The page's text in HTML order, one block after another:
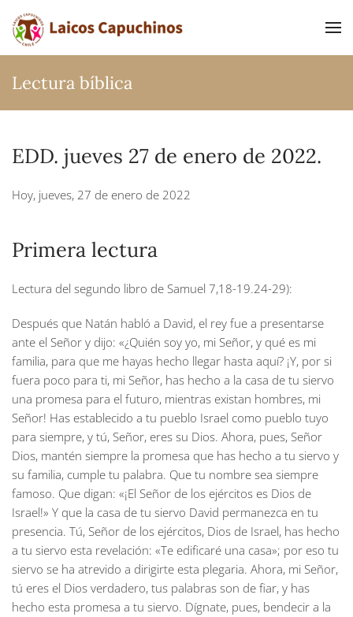
Ir al contenido principal
Lectura bíblica
EDD. jueves 27 de enero de 2022.
Hoy, jueves, 27 de enero de 2022
Primera lectura
Lectura del segundo libro de Samuel 7,18-19.24-29):
Después que Natán habló a David, el rey fue a presentarse
ante el Señor y dijo: «¿Quién soy yo, mi Señor, y qué es mi
familia, para que me hayas hecho llegar hasta aquí? ¡Y, por si
fuera poco para ti, mi Señor, has hecho a la casa de tu siervo
una promesa para el futuro, mientras existan hombres, mi
Señor! Has establecido a tu pueblo Israel como pueblo tuyo
para siempre, y tú, Señor, eres su Dios. Ahora, pues, Señor
Dios, mantén siempre la promesa que has hecho a tu siervo y
su familia, cumple tu palabra. Que tu nombre sea siempre
famoso. Que digan: «¡El Señor de los ejércitos es Dios de
Israel!» Y que la casa de tu siervo David permanezca en tu
presencia. Tú, Señor de los ejércitos, Dios de Israel, has hecho
a tu siervo esta revelación: «Te edificaré una casa»; por eso tu
siervo se ha atrevido a dirigirte esta plegaria. Ahora, mi Señor,
tú eres el Dios verdadero, tus palabras son de fiar, y has
hecho esta promesa a tu siervo. Dígnate, pues, bendecir a la